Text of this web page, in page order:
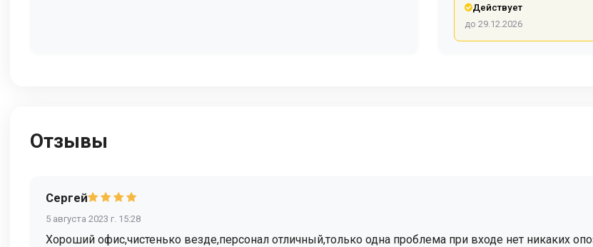
Действует
до 29.12.2026
Отзывы
Сергей
5 августа 2023 г. 15:28
Хороший офис,чистенько везде,персонал отличный,только одна проблема при входе нет никаких